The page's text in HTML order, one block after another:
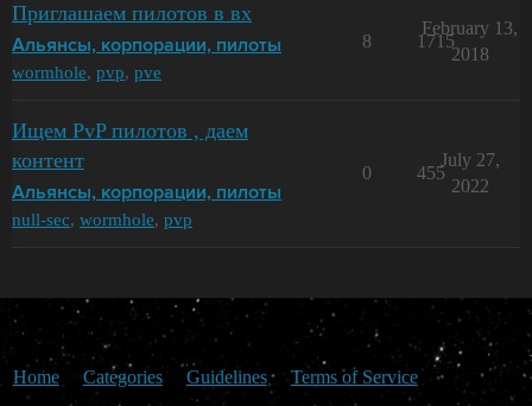
Приглашаем пилотов в вх
Альянсы, корпорации, пилоты
wormhole, pvp, pve
8 1715
February 13,
2018
Ищем PvP пилотов , даем
контент
Альянсы, корпорации, пилоты
null-sec, wormhole, pvp
0 455
July 27,
2022
Home Categories Guidelines Terms of Service